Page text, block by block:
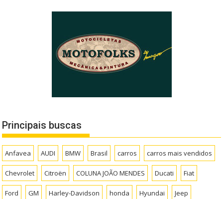
Principais buscas
Anfavea AUDI BMW Brasil carros carros mais vendidos
Chevrolet Citroën COLUNA JOÃO MENDES Ducati Fiat
Ford GM Harley-Davidson honda Hyundai Jeep